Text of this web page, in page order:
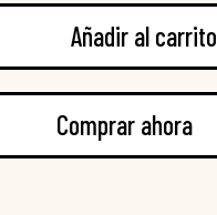
Añadir al carrito
Comprar ahora